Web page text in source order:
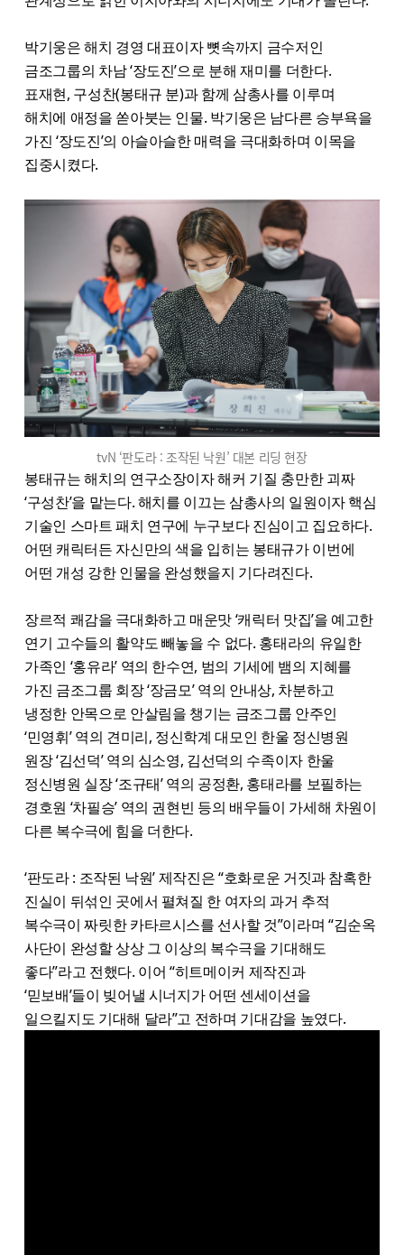
박기웅은 해치 경영 대표이자 뼛속까지 금수저인
금조그룹의 차남 ‘장도진’으로 분해 재미를 더한다.
표재현, 구성찬(봉태규 분)과 함께 삼총사를 이루며
해치에 애정을 쏟아붓는 인물. 박기웅은 남다른 승부욕을
가진 ‘장도진’의 아슬아슬한 매력을 극대화하며 이목을
집중시켰다.
tvN ‘판도라 : 조작된 낙원’ 대본 리딩 현장
봉태규는 해치의 연구소장이자 해커 기질 충만한 괴짜
‘구성찬’을 맡는다. 해치를 이끄는 삼총사의 일원이자 핵심
기술인 스마트 패치 연구에 누구보다 진심이고 집요하다.
어떤 캐릭터든 자신만의 색을 입히는 봉태규가 이번에
어떤 개성 강한 인물을 완성했을지 기다려진다.
장르적 쾌감을 극대화하고 매운맛 ‘캐릭터 맛집’을 예고한
연기 고수들의 활약도 빼놓을 수 없다. 홍태라의 유일한
가족인 ‘홍유라’ 역의 한수연, 범의 기세에 뱀의 지혜를
가진 금조그룹 회장 ‘장금모’ 역의 안내상, 차분하고
냉정한 안목으로 안살림을 챙기는 금조그룹 안주인
‘민영휘’ 역의 견미리, 정신학계 대모인 한울 정신병원
원장 ‘김선덕’ 역의 심소영, 김선덕의 수족이자 한울
정신병원 실장 ‘조규태’ 역의 공정환, 홍태라를 보필하는
경호원 ‘차필승’ 역의 권현빈 등의 배우들이 가세해 차원이
다른 복수극에 힘을 더한다.
‘판도라 : 조작된 낙원’ 제작진은 “호화로운 거짓과 참혹한
진실이 뒤섞인 곳에서 펼쳐질 한 여자의 과거 추적
복수극이 짜릿한 카타르시스를 선사할 것”이라며 “김순옥
사단이 완성할 상상 그 이상의 복수극을 기대해도
좋다”라고 전했다. 이어 “히트메이커 제작진과
‘믿보배’들이 빚어낼 시너지가 어떤 센세이션을
일으킬지도 기대해 달라”고 전하며 기대감을 높였다.